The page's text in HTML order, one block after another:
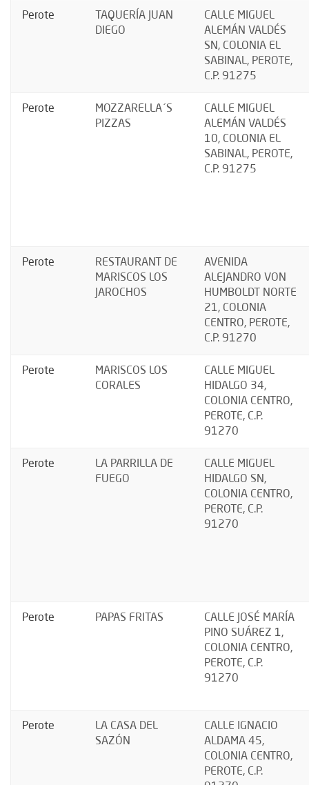
Perote
TAQUERÍA JUAN
DIEGO
CALLE MIGUEL
ALEMÁN VALDÉS
SN, COLONIA EL
SABINAL, PEROTE,
C.P. 91275
Perote
MOZZARELLA´S
PIZZAS
CALLE MIGUEL
ALEMÁN VALDÉS
10, COLONIA EL
SABINAL, PEROTE,
C.P. 91275
Perote
RESTAURANT DE
MARISCOS LOS
JAROCHOS
AVENIDA
ALEJANDRO VON
HUMBOLDT NORTE
21, COLONIA
CENTRO, PEROTE,
C.P. 91270
Perote
MARISCOS LOS
CORALES
CALLE MIGUEL
HIDALGO 34,
COLONIA CENTRO,
PEROTE, C.P.
91270
Perote
LA PARRILLA DE
FUEGO
CALLE MIGUEL
HIDALGO SN,
COLONIA CENTRO,
PEROTE, C.P.
91270
Perote PAPAS FRITAS
CALLE JOSÉ MARÍA
PINO SUÁREZ 1,
COLONIA CENTRO,
PEROTE, C.P.
91270
Perote
LA CASA DEL
SAZÓN
CALLE IGNACIO
ALDAMA 45,
COLONIA CENTRO,
PEROTE, C.P.